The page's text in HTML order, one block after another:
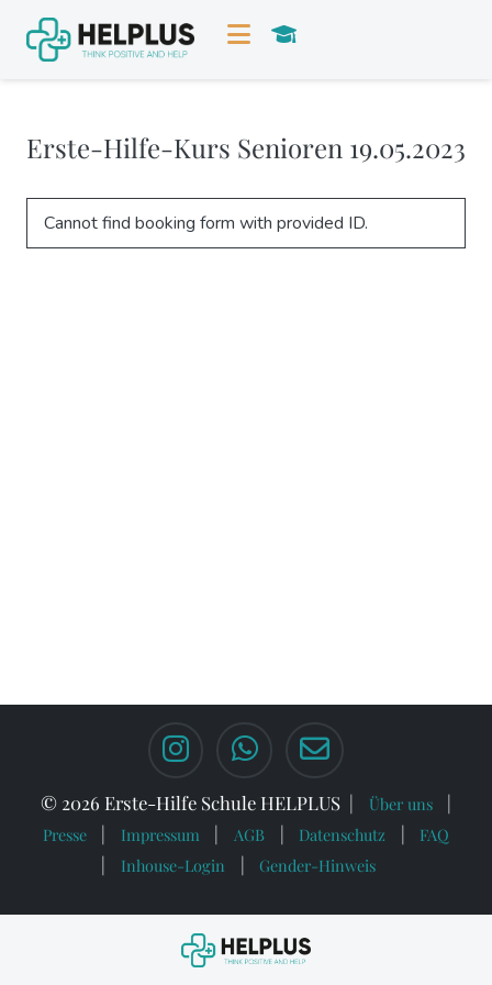
Erste-Hilfe-Kurs Senioren 19.05.2023
Cannot find booking form with provided ID.
© 2026 Erste-Hilfe Schule HELPLUS
Über uns
Presse
Impressum AGB Datenschutz
FAQ
Inhouse-Login
Gender-Hinweis